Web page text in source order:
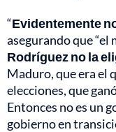
“Evidentemente
asegurando que “el
Rodríguez no la
Maduro, que era el
elecciones, que
Entonces no es un
gobierno en